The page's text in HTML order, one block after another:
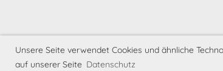
Unsere Seite verwendet Cookies und ähnliche
auf unserer Seite Datenschutz